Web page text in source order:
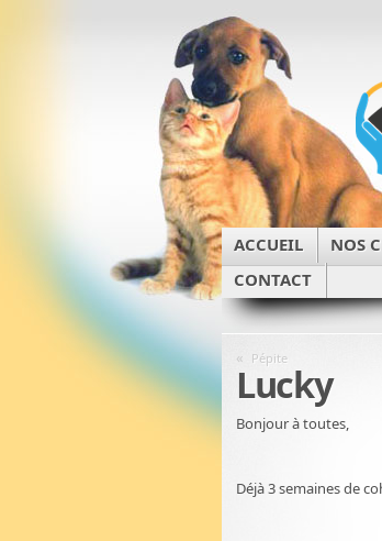
ACCUEIL NOS
CONTACT
« Pépite
Lucky
Bonjour à toutes,
Déjà 3 semaines de